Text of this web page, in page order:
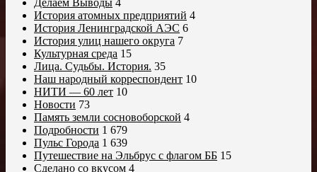
Делаем Выводы 4
История атомных предприятий 4
История Ленинградской АЭС 6
История улиц нашего округа 7
Культурная среда 15
Лица. Судьбы. История. 35
Наш народный корреспондент 10
НИТИ — 60 лет 10
Новости 73
Память земли сосновоборской 4
Подробности 1 679
Пульс Города 1 639
Путешествие на Эльбрус с флагом ББ 15
Сделано со вкусом 4